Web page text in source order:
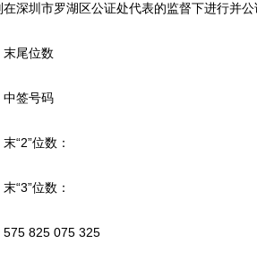
在深圳市罗湖区公证处代表的监督下进行并
尾位数
签号码
位数：
位数：
825 075 325